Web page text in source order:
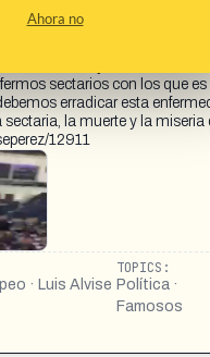
Ahora no
de silencio en el
niega entre risas el
de Charlie Kirk y le considera
sectarios con los que
erradicar esta
la muerte y la miseria
12911
· Luis Alvise
TOPICS:
Política ·
Famosos